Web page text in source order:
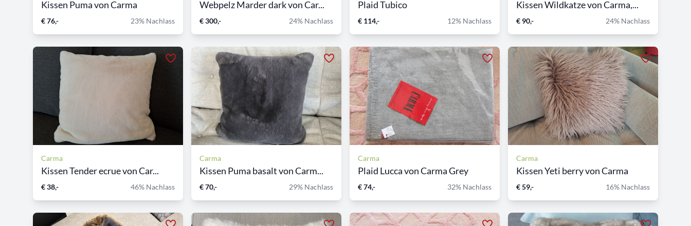
Kissen Puma von Carma
€ 76,- 23% Nachlass
Webpelz Marder dark von Car...
€ 300,- 24% Nachlass
Plaid Tubico
€ 114,- 12% Nachlass
Kissen Wildkatze von Carma,...
€ 90,- 24% Nachlass
Carma
Kissen Tender ecrue von Car...
€ 38,- 46% Nachlass
Carma
Kissen Puma basalt von Carm...
€ 70,- 29% Nachlass
Carma
Plaid Lucca von Carma Grey
€ 74,- 32% Nachlass
Carma
Kissen Yeti berry von Carma
€ 59,- 16% Nachlass